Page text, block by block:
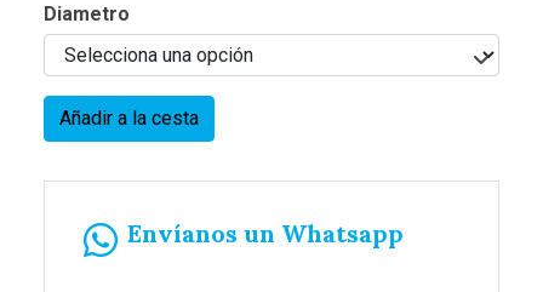
Diametro
Añadir a la cesta
Envíanos un Whatsapp